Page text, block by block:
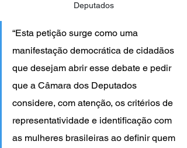
Deputados
“Esta petição surge como uma
manifestação democrática de cidadãos
que desejam abrir esse debate e pedir
que a Câmara dos Deputados
considere, com atenção, os critérios de
representatividade e identificação com
as mulheres brasileiras ao definir quem